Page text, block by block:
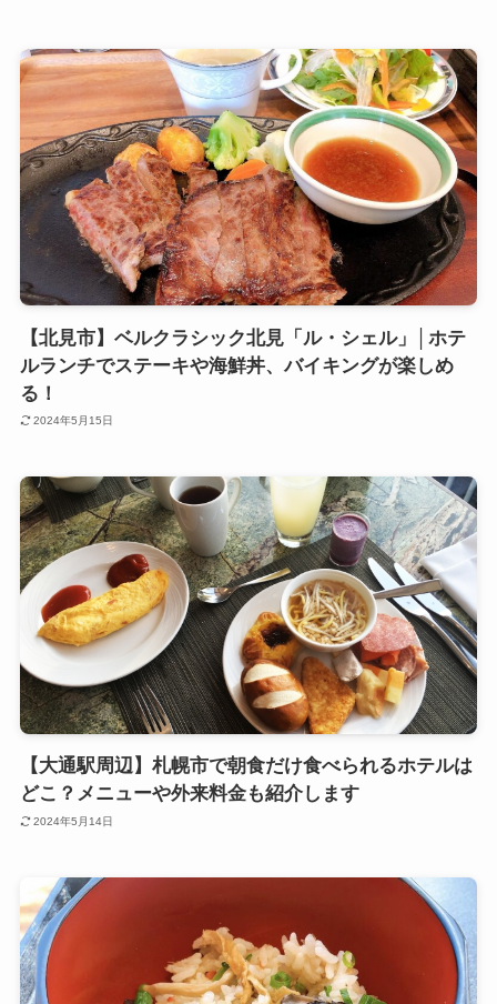
【北見市】ベルクラシック北見「ル・シェル」│ホテ
ルランチでステーキや海鮮丼、バイキングが楽しめ
る！
2024年5月15日
【大通駅周辺】札幌市で朝食だけ食べられるホテルは
どこ？メニューや外来料金も紹介します
2024年5月14日